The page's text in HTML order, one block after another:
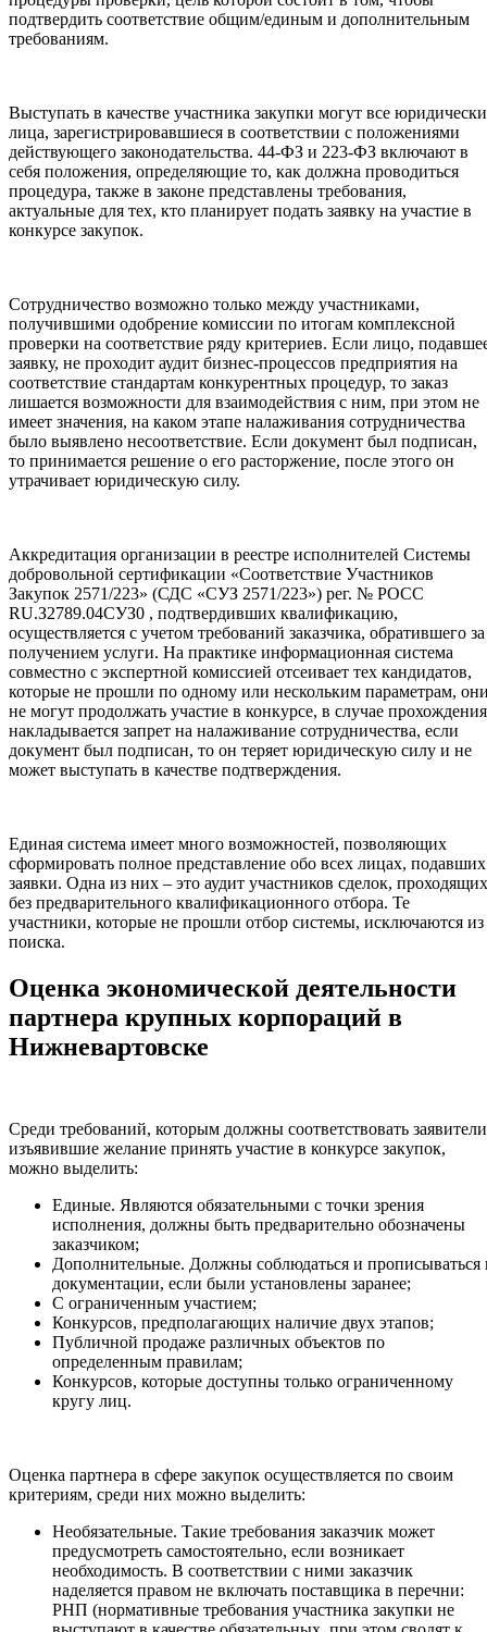
подтвердить соответствие общим/единым и дополнительным
требованиям.
Выступать в качестве участника закупки могут все
лица, зарегистрировавшиеся в соответствии с положениями
действующего законодательства. 44-ФЗ и 223-ФЗ включают в
себя положения, определяющие то, как должна проводиться
процедура, также в законе представлены требования,
актуальные для тех, кто планирует подать заявку на участие в
конкурсе закупок.
Сотрудничество возможно только между участниками,
получившими одобрение комиссии по итогам комплексной
проверки на соответствие ряду критериев. Если лицо,
заявку, не проходит аудит бизнес-процессов предприятия на
соответствие стандартам конкурентных процедур, то заказ
лишается возможности для взаимодействия с ним, при этом не
имеет значения, на каком этапе налаживания сотрудничества
было выявлено несоответствие. Если документ был подписан,
то принимается решение о его расторжение, после этого он
утрачивает юридическую силу.
Аккредитация организации в реестре исполнителей Системы
добровольной сертификации «Соответствие Участников
Закупок 2571/223» (СДС «СУЗ 2571/223») рег. № РОСС
RU.З2789.04СУЗ0 , подтвердивших квалификацию,
осуществляется с учетом требований заказчика, обратившего за
получением услуги. На практике информационная система
совместно с экспертной комиссией отсеивает тех кандидатов,
которые не прошли по одному или нескольким параметрам,
не могут продолжать участие в конкурсе, в случае прохождения
накладывается запрет на налаживание сотрудничества, если
документ был подписан, то он теряет юридическую силу и не
может выступать в качестве подтверждения.
Единая система имеет много возможностей, позволяющих
сформировать полное представление обо всех лицах, подавших
заявки. Одна из них – это аудит участников сделок, проходящих
без предварительного квалификационного отбора. Те
участники, которые не прошли отбор системы, исключаются из
поиска.
Оценка экономической деятельности
партнера крупных корпораций в
Нижневартовске
Среди требований, которым должны соответствовать
изъявившие желание принять участие в конкурсе закупок,
можно выделить:
Единые. Являются обязательными с точки зрения
исполнения, должны быть предварительно обозначены
заказчиком;
Дополнительные. Должны соблюдаться и прописываться
документации, если были установлены заранее;
С ограниченным участием;
Конкурсов, предполагающих наличие двух этапов;
Публичной продаже различных объектов по
определенным правилам;
Конкурсов, которые доступны только ограниченному
кругу лиц.
Оценка партнера в сфере закупок осуществляется по своим
критериям, среди них можно выделить:
Необязательные. Такие требования заказчик может
предусмотреть самостоятельно, если возникает
необходимость. В соответствии с ними заказчик
наделяется правом не включать поставщика в перечни:
РНП (нормативные требования участника закупки не